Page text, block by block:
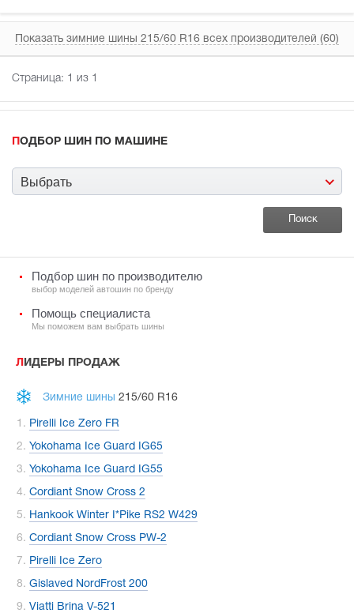
Показать зимние шины 215/60 R16 всех производителей (60)
Страница: 1 из 1
ПОДБОР ШИН ПО МАШИНЕ
Выбрать
Подбор шин по производителю
выбор моделей автошин по бренду
Помощь специалиста
Мы поможем вам выбрать шины
ЛИДЕРЫ ПРОДАЖ
Зимние шины 215/60 R16
Pirelli Ice Zero FR
Yokohama Ice Guard IG65
Yokohama Ice Guard IG55
Cordiant Snow Cross 2
Hankook Winter I*Pike RS2 W429
Cordiant Snow Cross PW-2
Pirelli Ice Zero
Gislaved NordFrost 200
Viatti Brina V-521